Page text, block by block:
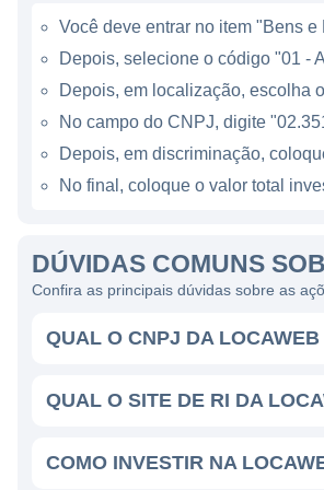
Com mais de 250 mil clientes,
até grandes nomes do
necessidades de diferentes
crescimento de seus clientes.
A LOCAWEB HOJE
que apoiam o crescimento
desenvolvimento para
Além disso, a Locaweb
minimizem impactos
empresa oferece atendimento
altos índices de satisfação e
Você deve entrar no item "Bens
Depois, selecione o código "01 -
Depois, em localização, escolha
No campo do CNPJ, digite
Depois, em discriminação,
No final, coloque o valor total
DÚVIDAS COMUNS
Confira as principais dúvidas sobre as
QUAL O CNPJ DA
QUAL O SITE DE RI DA
COMO INVESTIR NA